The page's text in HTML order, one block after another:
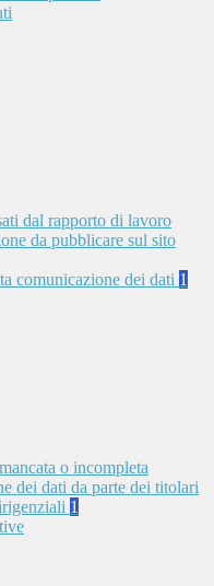
dal rapporto di lavoro
da pubblicare sul sito
comunicazione dei dati 1
o incompleta
dei dati da parte dei titolari
1